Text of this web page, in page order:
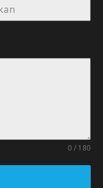
0 / 180